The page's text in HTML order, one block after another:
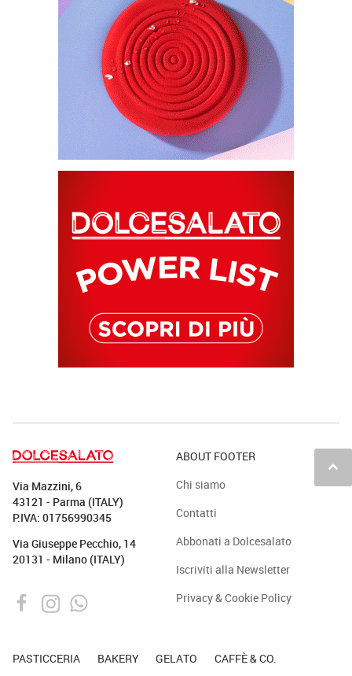
keyboard_arrow_up
Via Mazzini, 6
43121 - Parma (ITALY)
P.IVA: 01756990345
Via Giuseppe Pecchio, 14
20131 - Milano (ITALY)
ABOUT FOOTER
Chi siamo
Contatti
Abbonati a Dolcesalato
Iscriviti alla Newsletter
Privacy & Cookie Policy
PASTICCERIA BAKERY GELATO CAFFÈ & CO.